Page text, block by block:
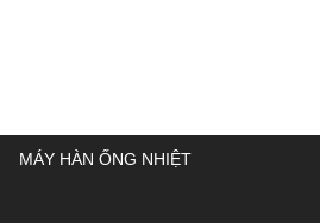
MÁY HÀN ỐNG NHIỆT